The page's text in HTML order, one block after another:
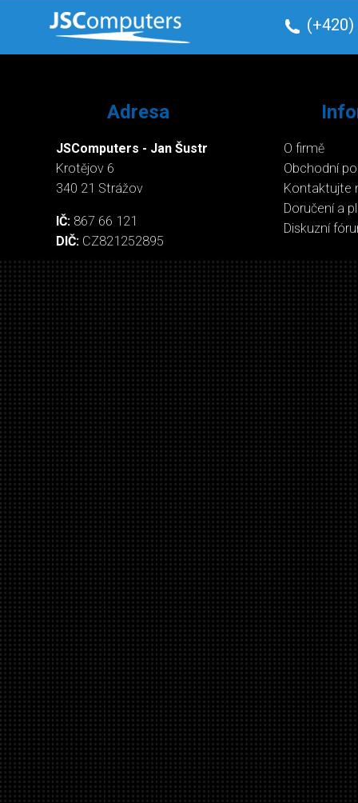
(+420)
Adresa
JSComputers - Jan Šustr
Krotějov 6
340 21 Strážov
IČ: 867 66 121
DIČ: CZ821252895
O firmě
Obchodní
Kontaktujte
Doručení a
Diskuzní